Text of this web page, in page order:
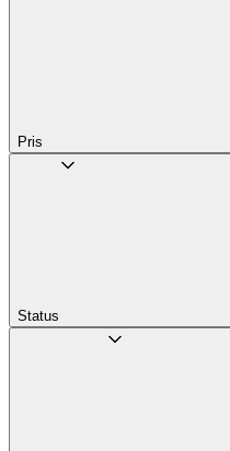
Pris
Status